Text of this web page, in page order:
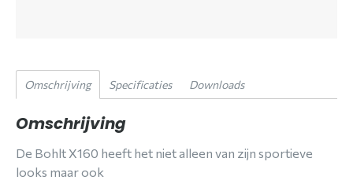
Omschrijving Specificaties Downloads
Omschrijving
De Bohlt X160 heeft het niet alleen van zijn sportieve
looks maar ook